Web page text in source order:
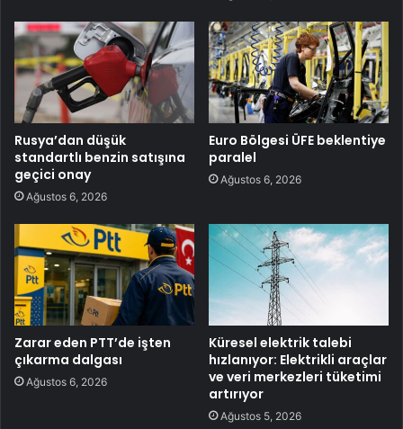
Rusya’dan düşük
standartlı benzin satışına
geçici onay
Ağustos 6, 2026
Euro Bölgesi ÜFE beklentiye
paralel
Ağustos 6, 2026
Zarar eden PTT’de işten
çıkarma dalgası
Ağustos 6, 2026
Küresel elektrik talebi
hızlanıyor: Elektrikli araçlar
ve veri merkezleri tüketimi
artırıyor
Ağustos 5, 2026